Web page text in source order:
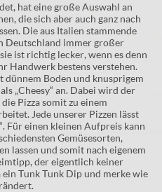
hat eine große Auswahl an
die sich aber auch ganz nach
Die aus Italien stammende
Deutschland immer großer
ist richtig lecker, wenn es denn
Handwerk bestens verstehen.
dünnem Boden und knusprigem
„Cheesy“ an. Dabei wird der
Pizza somit zu einem
Jede unserer Pizzen lässt
Für einen kleinen Aufpreis kann
Gemüsesorten,
lassen und somit nach eigenem
der eigentlich keiner
Tunk Tunk Dip und merke wie